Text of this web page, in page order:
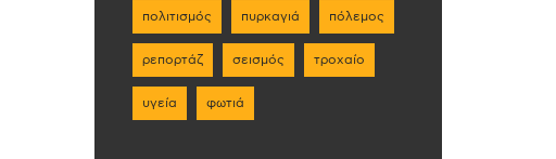
πολιτισμός πυρκαγιά πόλεμος
ρεπορτάζ σεισμός τροχαίο
υγεία φωτιά